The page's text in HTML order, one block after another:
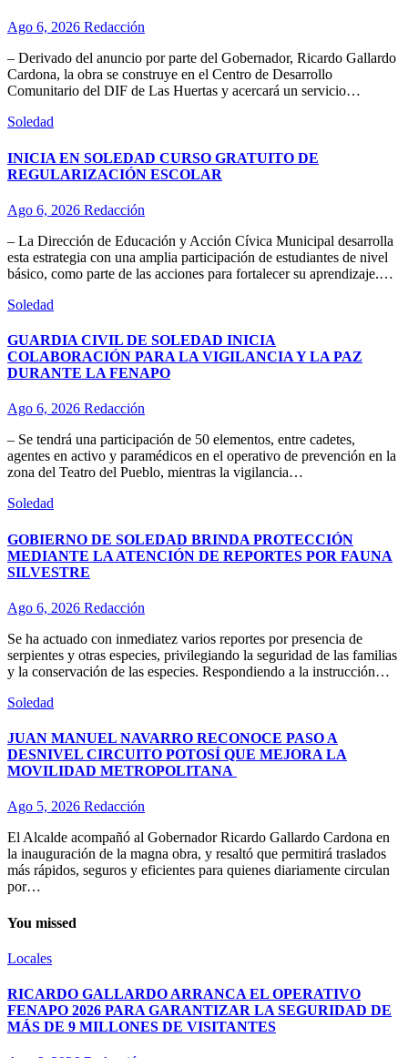
Ago 6, 2026 Redacción
– Derivado del anuncio por parte del Gobernador, Ricardo Gallardo
Cardona, la obra se construye en el Centro de Desarrollo
Comunitario del DIF de Las Huertas y acercará un servicio…
Soledad
INICIA EN SOLEDAD CURSO GRATUITO DE
REGULARIZACIÓN ESCOLAR
Ago 6, 2026 Redacción
– La Dirección de Educación y Acción Cívica Municipal desarrolla
esta estrategia con una amplia participación de estudiantes de nivel
básico, como parte de las acciones para fortalecer su aprendizaje.…
Soledad
GUARDIA CIVIL DE SOLEDAD INICIA
COLABORACIÓN PARA LA VIGILANCIA Y LA PAZ
DURANTE LA FENAPO
Ago 6, 2026 Redacción
– Se tendrá una participación de 50 elementos, entre cadetes,
agentes en activo y paramédicos en el operativo de prevención en la
zona del Teatro del Pueblo, mientras la vigilancia…
Soledad
GOBIERNO DE SOLEDAD BRINDA PROTECCIÓN
MEDIANTE LA ATENCIÓN DE REPORTES POR FAUNA
SILVESTRE
Ago 6, 2026 Redacción
Se ha actuado con inmediatez varios reportes por presencia de
serpientes y otras especies, privilegiando la seguridad de las familias
y la conservación de las especies. Respondiendo a la instrucción…
Soledad
JUAN MANUEL NAVARRO RECONOCE PASO A
DESNIVEL CIRCUITO POTOSÍ QUE MEJORA LA
MOVILIDAD METROPOLITANA
Ago 5, 2026 Redacción
El Alcalde acompañó al Gobernador Ricardo Gallardo Cardona en
la inauguración de la magna obra, y resaltó que permitirá traslados
más rápidos, seguros y eficientes para quienes diariamente circulan
por…
You missed
Locales
RICARDO GALLARDO ARRANCA EL OPERATIVO
FENAPO 2026 PARA GARANTIZAR LA SEGURIDAD DE
MÁS DE 9 MILLONES DE VISITANTES